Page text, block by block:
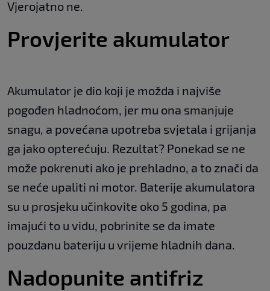
Vjerojatno ne.
Provjerite akumulator
Akumulator je dio koji je možda i najviše
pogođen hladnoćom, jer mu ona smanjuje
snagu, a povećana upotreba svjetala i grijanja
ga jako opterećuju. Rezultat? Ponekad se ne
može pokrenuti ako je prehladno, a to znači da
se neće upaliti ni motor. Baterije akumulatora
su u prosjeku učinkovite oko 5 godina, pa
imajući to u vidu, pobrinite se da imate
pouzdanu bateriju u vrijeme hladnih dana.
Nadopunite antifriz